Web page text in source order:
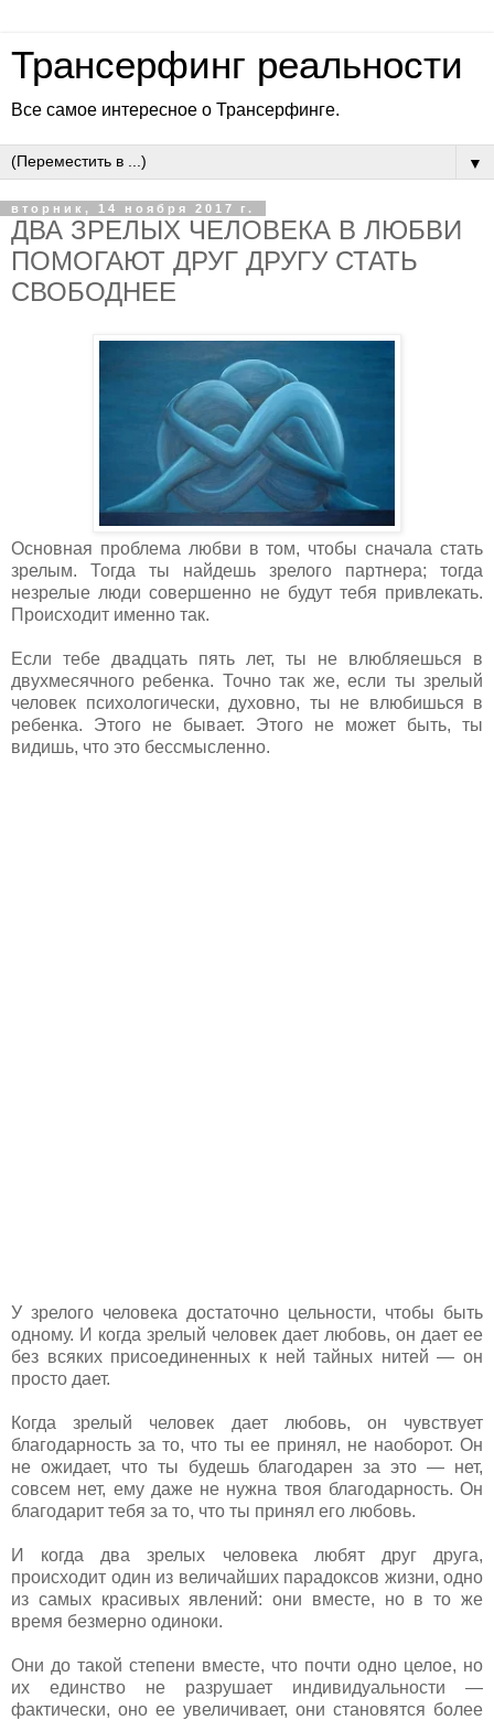
Трансерфинг реальности
Все самое интересное о Трансерфинге.
▼
вторник, 14 ноября 2017 г.
ДВА ЗРЕЛЫХ ЧЕЛОВЕКА В ЛЮБВИ
ПОМОГАЮТ ДРУГ ДРУГУ СТАТЬ
СВОБОДНЕЕ
Основная проблема любви в том, чтобы сначала стать
зрелым. Тогда ты найдешь зрелого партнера; тогда
незрелые люди совершенно не будут тебя привлекать.
Происходит именно так.
Если тебе двадцать пять лет, ты не влюбляешься в
двухмесячного ребенка. Точно так же, если ты зрелый
человек психологически, духовно, ты не влюбишься в
ребенка. Этого не бывает. Этого не может быть, ты
видишь, что это бессмысленно.
У зрелого человека достаточно цельности, чтобы быть
одному. И когда зрелый человек дает любовь, он дает ее
без всяких присоединенных к ней тайных нитей — он
просто дает.
Когда зрелый человек дает любовь, он чувствует
благодарность за то, что ты ее принял, не наоборот. Он
не ожидает, что ты будешь благодарен за это — нет,
совсем нет, ему даже не нужна твоя благодарность. Он
благодарит тебя за то, что ты принял его любовь.
И когда два зрелых человека любят друг друга,
происходит один из величайших парадоксов жизни, одно
из самых красивых явлений: они вместе, но в то же
время безмерно одиноки.
Они до такой степени вместе, что почти одно целое, но
их единство не разрушает индивидуальности —
фактически, оно ее увеличивает, они становятся более